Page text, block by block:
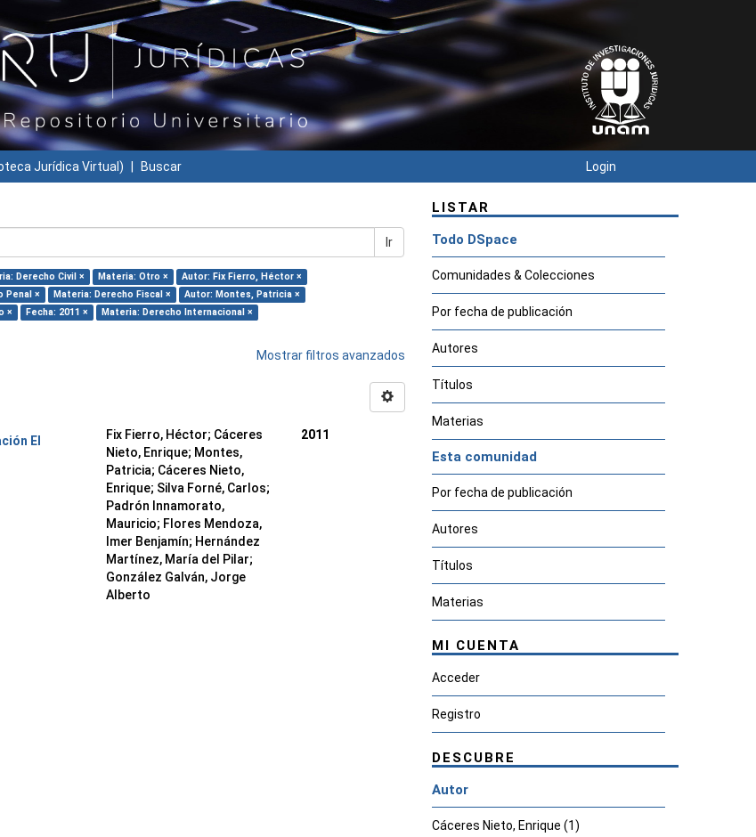
Jurídica Virtual) Buscar Login
Ir
Derecho Civil × Materia: Otro ×
Autor: Fix Fierro, Héctor ×
Penal × Materia: Derecho Fiscal ×
Autor: Montes, Patricia ×
× Fecha: 2011 ×
Materia: Derecho Internacional ×
Mostrar filtros avanzados
El
Fix Fierro, Héctor; Cáceres
Nieto, Enrique; Montes,
Patricia; Cáceres Nieto,
Enrique; Silva Forné, Carlos;
Padrón Innamorato,
Mauricio; Flores Mendoza,
Imer Benjamín; Hernández
Martínez, María del Pilar;
González Galván, Jorge
Alberto
2011
LISTAR
Todo DSpace
Comunidades & Colecciones
Por fecha de publicación
Autores
Títulos
Materias
Esta comunidad
Por fecha de publicación
Autores
Títulos
Materias
MI CUENTA
Acceder
Registro
DESCUBRE
Autor
Cáceres Nieto, Enrique (1)